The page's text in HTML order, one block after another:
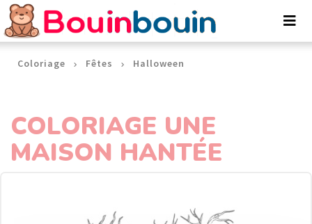
Coloriage Fêtes Halloween
COLORIAGE UNE
MAISON HANTÉE
Panneau de gestion des cookies